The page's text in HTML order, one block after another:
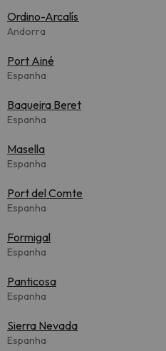
Ordino-Arcalís
Andorra
Port Ainé
Espanha
Baqueira Beret
Espanha
Masella
Espanha
Port del Comte
Espanha
Formigal
Espanha
Panticosa
Espanha
Sierra Nevada
Espanha